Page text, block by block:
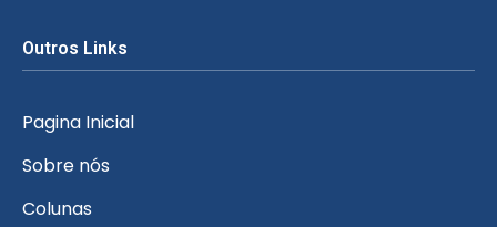
Outros Links
Pagina Inicial
Sobre nós
Colunas